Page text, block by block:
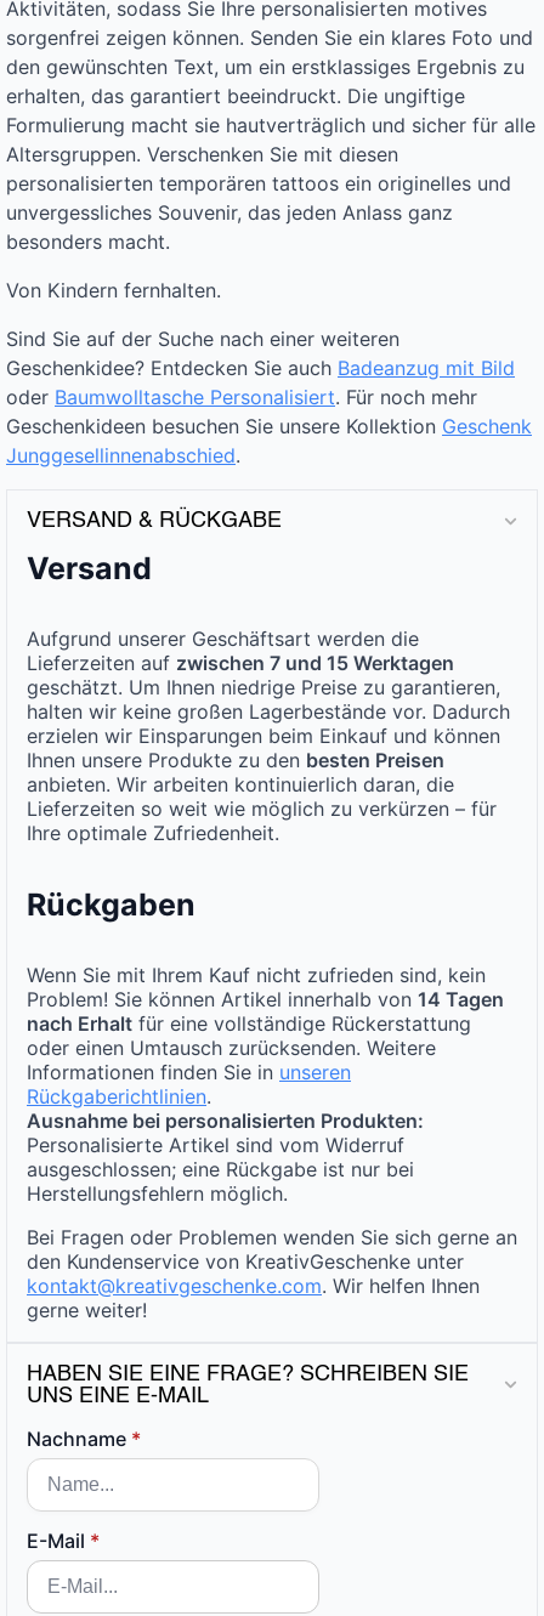
Aktivitäten, sodass Sie Ihre personalisierten motives
sorgenfrei zeigen können. Senden Sie ein klares Foto und
den gewünschten Text, um ein erstklassiges Ergebnis zu
erhalten, das garantiert beeindruckt. Die ungiftige
Formulierung macht sie hautverträglich und sicher für alle
Altersgruppen. Verschenken Sie mit diesen
personalisierten temporären tattoos ein originelles und
unvergessliches Souvenir, das jeden Anlass ganz
besonders macht.
Von Kindern fernhalten.
Sind Sie auf der Suche nach einer weiteren
Geschenkidee? Entdecken Sie auch Badeanzug mit Bild
oder Baumwolltasche Personalisiert. Für noch mehr
Geschenkideen besuchen Sie unsere Kollektion Geschenk
Junggesellinnenabschied.
VERSAND & RÜCKGABE
Versand
Aufgrund unserer Geschäftsart werden die
Lieferzeiten auf zwischen 7 und 15 Werktagen
geschätzt. Um Ihnen niedrige Preise zu garantieren,
halten wir keine großen Lagerbestände vor. Dadurch
erzielen wir Einsparungen beim Einkauf und können
Ihnen unsere Produkte zu den besten Preisen
anbieten. Wir arbeiten kontinuierlich daran, die
Lieferzeiten so weit wie möglich zu verkürzen – für
Ihre optimale Zufriedenheit.
Rückgaben
Wenn Sie mit Ihrem Kauf nicht zufrieden sind, kein
Problem! Sie können Artikel innerhalb von 14 Tagen
nach Erhalt für eine vollständige Rückerstattung
oder einen Umtausch zurücksenden. Weitere
Informationen finden Sie in unseren
Rückgaberichtlinien.
Ausnahme bei personalisierten Produkten:
Personalisierte Artikel sind vom Widerruf
ausgeschlossen; eine Rückgabe ist nur bei
Herstellungsfehlern möglich.
Bei Fragen oder Problemen wenden Sie sich gerne an
den Kundenservice von KreativGeschenke unter
kontakt@kreativgeschenke.com. Wir helfen Ihnen
gerne weiter!
HABEN SIE EINE FRAGE? SCHREIBEN SIE
UNS EINE E-MAIL
Nachname *
E-Mail *